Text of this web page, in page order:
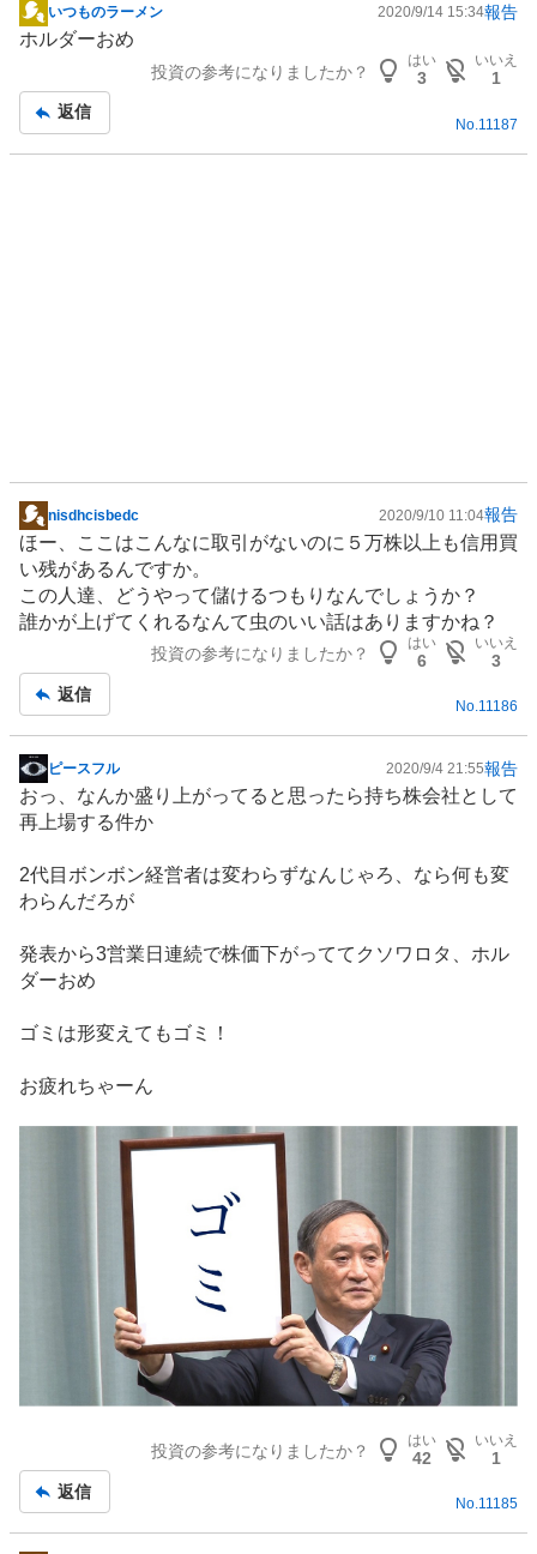
掲
示
事
いつものラーメン 2020/9/14 15:34報告
ホルダーおめ
投資の参考になりましたか？
はい
3
いいえ
1
返信
No. 11187
掲
示
板
記
事
nisdhcisbedc 2020/9/10 11:04報告
ほー、ここはこんなに取引がないのに５万株以上も信用買
い残があるんですか。
この人達、どうやって儲けるつもりなんでしょうか？
誰かが上げてくれるなんて虫のいい話はありますかね？
投資の参考になりましたか？
はい
6
いいえ
3
返信
No.11186
掲
示
板
事
ピースフル 2020/9/4 21:55報告
おっ、なんか盛り上がってると思ったら持ち株会社として
再上場する件か
2代目ボンボン経営者は変わらずなんじゃろ、なら何も変
わらんだろが
発表から3営業日連続で株価下がっててクソワロタ、ホル
ダーおめ
ゴミは形変えてもゴミ！
お疲れちゃーん
投資の参考になりましたか？
はい
42
いいえ
1
返信
No.11185